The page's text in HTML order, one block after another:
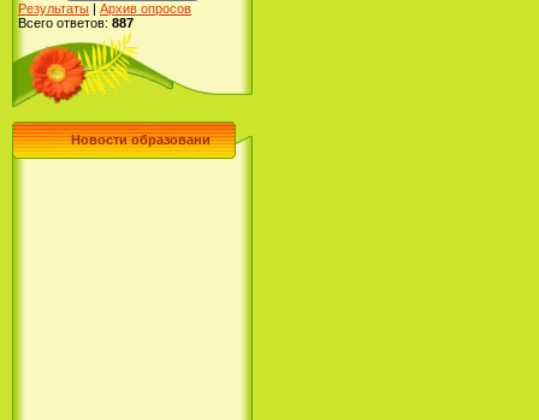
Результаты | Архив опросов
Всего ответов: 887
Новости образовани